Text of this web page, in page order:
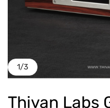
1/3
Thivan Labs